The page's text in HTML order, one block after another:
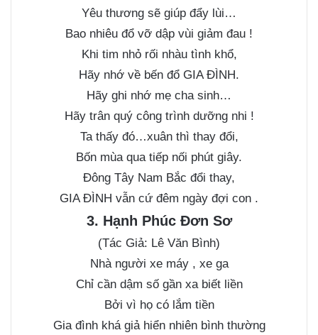
Yêu thương sẽ giúp đẩy lùi…
Bao nhiêu đổ vỡ dập vùi giảm đau !
Khi tim nhỏ rối nhàu tình khổ,
Hãy nhớ về bến đổ GIA ĐÌNH.
Hãy ghi nhớ mẹ cha sinh…
Hãy trân quý công trình dưỡng nhi !
Ta thấy đó…xuân thì thay đổi,
Bốn mùa qua tiếp nối phút giây.
Đông Tây Nam Bắc đổi thay,
GIA ĐÌNH vẫn cứ đêm ngày đợi con .
3. Hạnh Phúc Đơn Sơ
(Tác Giả: Lê Văn Bình)
Nhà người xe máy , xe ga
Chỉ cần dậm số gần xa biết liền
Bởi vì họ có lắm tiền
Gia đình khá giả hiển nhiên bình thường